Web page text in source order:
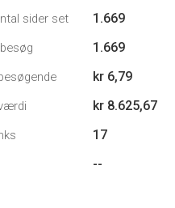
sider set 1.669
1.669
kr 6,79
kr 8.625,67
17
--